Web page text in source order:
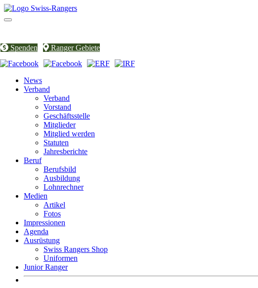
Toggle
Spenden Ranger Gebiete
News
Verband
Verband
Vorstand
Geschäftsstelle
Mitglieder
Mitglied werden
Statuten
Jahresberichte
Beruf
Berufsbild
Ausbildung
Lohnrechner
Medien
Artikel
Fotos
Impressionen
Agenda
Ausrüstung
Swiss Rangers Shop
Uniformen
Junior Ranger